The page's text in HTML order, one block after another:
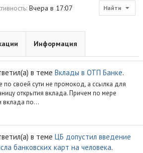
Вчера в 17:07 Найти
Информация
в теме Вклады в ОТП Банке.
своей сути не промокод, а ссылка для
открытия вклада. Причем по мере
вклада по...
в теме ЦБ допустил введение
банковских карт на человека.